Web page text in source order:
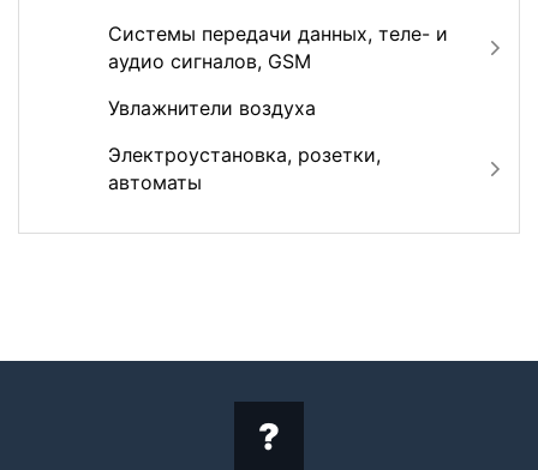
Системы передачи данных, теле- и
аудио сигналов, GSM
Увлажнители воздуха
Электроустановка, розетки,
автоматы